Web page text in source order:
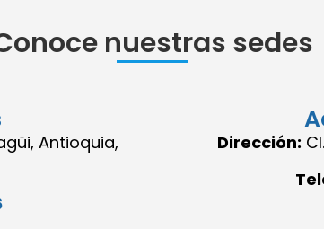
nuestras sedes
Antioquia,
Dirección: